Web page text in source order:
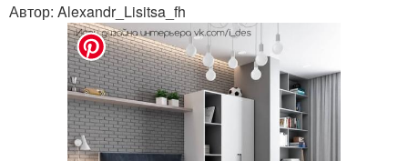
Автор: Alexandr_Lisitsa_fh